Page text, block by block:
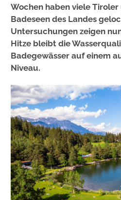
Wochen haben viele Tiroler
Badeseen des Landes
Untersuchungen zeigen
Hitze bleibt die
Badegewässer auf einem
Niveau.